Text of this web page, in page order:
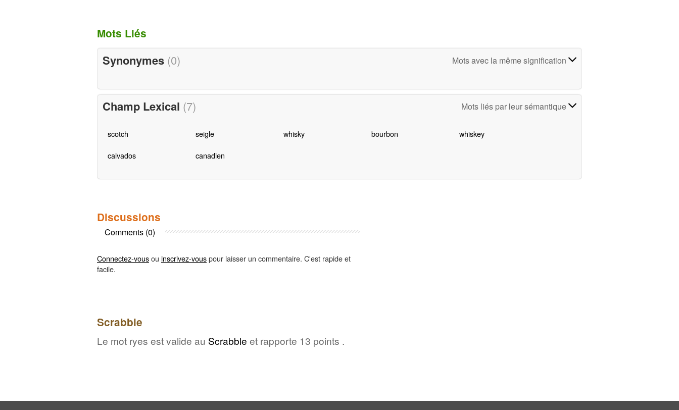
Mots Liés
Synonymes (0) Mots avec la même signification
Champ Lexical (7) Mots liés par leur sémantique
scotch seigle whisky bourbon whiskey
calvados canadien
Discussions
Comments (0)
Connectez-vousou inscrivez-vouspour laisser un commentaire. C'est rapide et
facile.
Scrabble
Le mot ryes est valide au Scrabble et rapporte 13 points .